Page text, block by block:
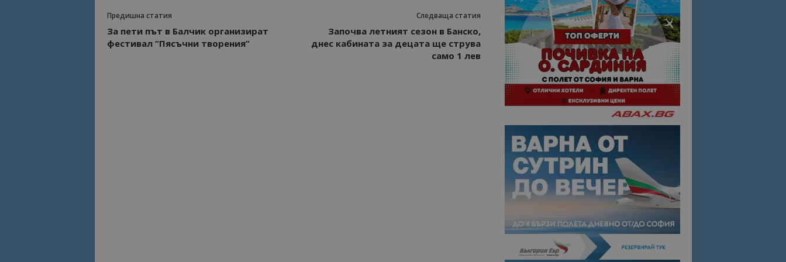
Предишна статия
За пети път в Балчик организират
фестивал “Пясъчни творения”
Следваща статия
Започва летният сезон в Банско,
днес кабината за децата ще струва
само 1 лев